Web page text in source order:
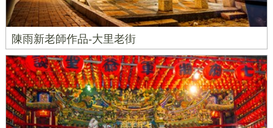
陳雨新老師作品-大里老街